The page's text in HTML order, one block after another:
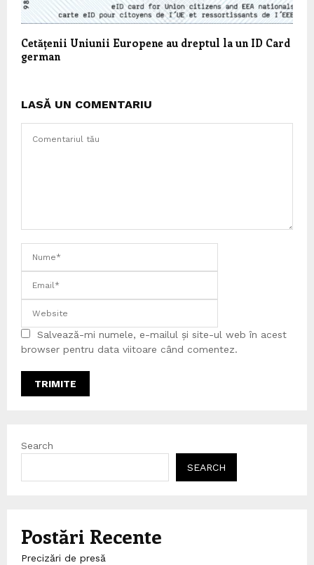
Cetățenii Uniunii Europene au dreptul la un ID Card
german
LASĂ UN COMENTARIU
Salvează-mi numele, e-mailul și site-ul web în acest
browser pentru data viitoare când comentez.
Search
SEARCH
Postări Recente
Precizări de presă